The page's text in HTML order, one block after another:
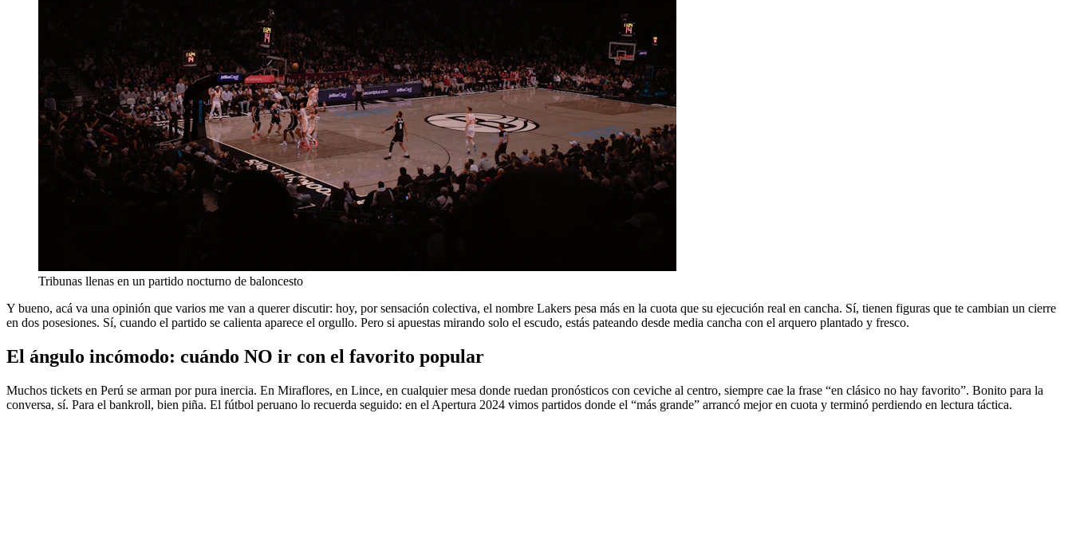
Tribunas llenas en un partido nocturno de baloncesto
Y bueno, acá va una opinión que varios me van a querer discutir: hoy, por sensación colectiva, el nombre Lakers pesa más en la cuota que su ejecución real en cancha. Sí, tienen figuras que te cambian un cierre
en dos posesiones. Sí, cuando el partido se calienta aparece el orgullo. Pero si apuestas mirando solo el escudo, estás pateando desde media cancha con el arquero plantado y fresco.
El ángulo incómodo: cuándo NO ir con el favorito popular
Muchos tickets en Perú se arman por pura inercia. En Miraflores, en Lince, en cualquier mesa donde ruedan pronósticos con ceviche al centro, siempre cae la frase “en clásico no hay favorito”. Bonito para la
conversa, sí. Para el bankroll, bien piña. El fútbol peruano lo recuerda seguido: en el Apertura 2024 vimos partidos donde el “más grande” arrancó mejor en cuota y terminó perdiendo en lectura táctica.